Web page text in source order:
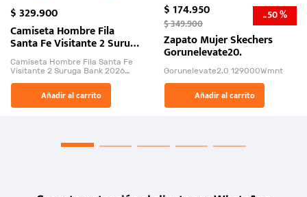
$329.900
Camiseta Hombre Fila
Santa Fe Visitante 2 Suruga
Bank 2026
Camiseta Hombre Fila Santa Fe
Visitante 2 Suruga Bank 2026
El Rugido del Sol Naciente:
“Primeros para la Et...
Añadir al carrito
$174.950
$349.900 -50 %
Zapato Mujer Skechers
Gorunelevate20.
Gorunelevate2.0 129000Wmnt
Añadir al carrito